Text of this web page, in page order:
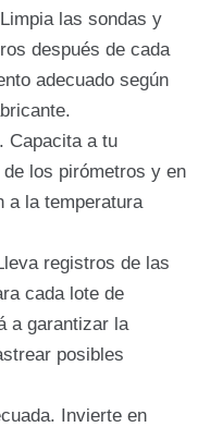
las sondas y
después de cada
adecuado según
Capacita a tu
los pirómetros y en
a la temperatura
registros de las
cada lote de
a garantizar la
posibles
Invierte en